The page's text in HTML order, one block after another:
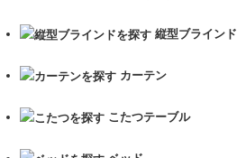
縦型ブラインド
カーテン
こたつテーブル